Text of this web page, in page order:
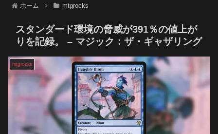
ホーム mtgrocks
スタンダード環境の脅威が391％の値上が
りを記録。 – マジック：ザ・ギャザリング
mtgrocks